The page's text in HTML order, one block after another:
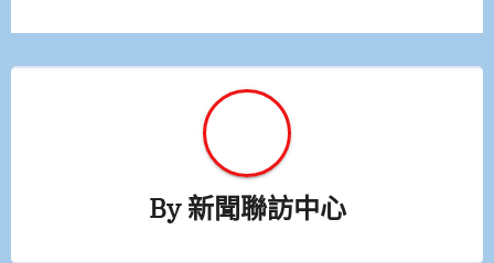
By新聞聯訪中心